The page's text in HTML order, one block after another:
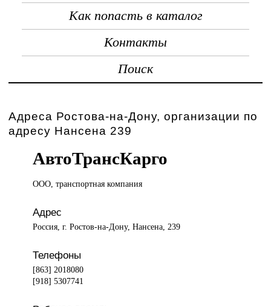
Как попасть в каталог
Контакты
Поиск
Адреса Ростова-на-Дону, организации по
адресу Нансена 239
АвтоТрансКарго
ООО, транспортнаякомпания
Адрес
Россия, г. Ростов-на-Дону, Нансена, 239
Телефоны
[863] 2018080
[918] 5307741